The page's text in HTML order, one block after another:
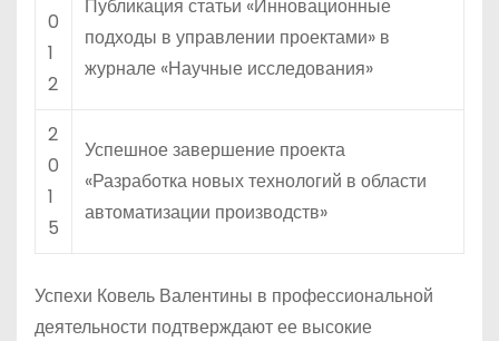
0
1
2
Публикация статьи «Инновационные
подходы в управлении проектами» в
журнале «Научные исследования»
2
0
1
5
Успешное завершение проекта
«Разработка новых технологий в области
автоматизации производств»
Успехи Ковель Валентины в профессиональной
деятельности подтверждают ее высокие